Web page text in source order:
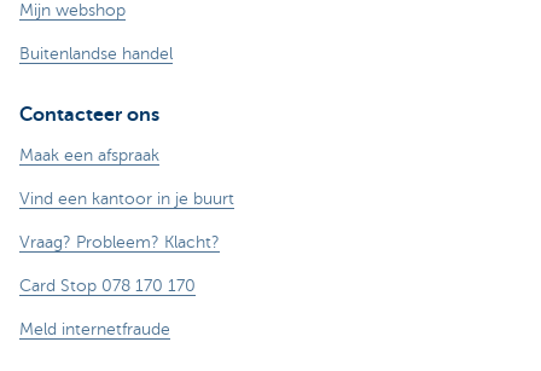
Mijn webshop
Buitenlandse handel
Contacteer ons
Maak een afspraak
Vind een kantoor in je buurt
Vraag? Probleem? Klacht?
Card Stop 078 170 170
Meld internetfraude